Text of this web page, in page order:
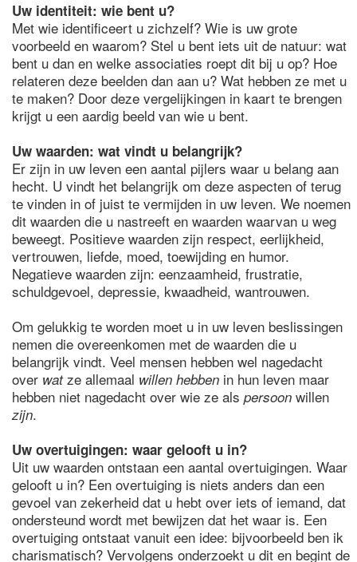
Uw identiteit: wie bent u?
Met wie identificeert u zichzelf? Wie is uw grote
voorbeeld en waarom? Stel u bent iets uit de natuur: wat
bent u dan en welke associaties roept dit bij u op? Hoe
relateren deze beelden dan aan u? Wat hebben ze met u
te maken? Door deze vergelijkingen in kaart te brengen
krijgt u een aardig beeld van wie u bent.
Uw waarden: wat vindt u belangrijk?
Er zijn in uw leven een aantal pijlers waar u belang aan
hecht. U vindt het belangrijk om deze aspecten of terug
te vinden in of juist te vermijden in uw leven. We noemen
dit waarden die u nastreeft en waarden waarvan u weg
beweegt. Positieve waarden zijn respect, eerlijkheid,
vertrouwen, liefde, moed, toewijding en humor.
Negatieve waarden zijn: eenzaamheid, frustratie,
schuldgevoel, depressie, kwaadheid, wantrouwen.
Om gelukkig te worden moet u in uw leven beslissingen
nemen die overeenkomen met de waarden die u
belangrijk vindt. Veel mensen hebben wel nagedacht
over watze allemaal willen hebben in hun leven maar
hebben niet nagedacht over wie ze als persoon willen
zijn.
Uw overtuigingen: waar gelooft u in?
Uit uw waarden ontstaan een aantal overtuigingen. Waar
gelooft u in? Een overtuiging is niets anders dan een
gevoel van zekerheid dat u hebt over iets of iemand, dat
ondersteund wordt met bewijzen dat het waar is. Een
overtuiging ontstaat vanuit een idee: bijvoorbeeld ben ik
charismatisch? Vervolgens onderzoekt u dit en begint de